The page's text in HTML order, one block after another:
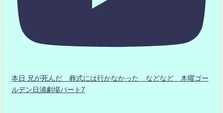
本日 兄が死んだ 葬式には行かなかった などなど 木曜ゴー
ルデン日浦劇場パート7